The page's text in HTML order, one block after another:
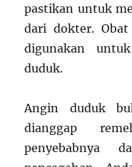
pastikan untuk
dari dokter.
digunakan
duduk.
Angin duduk
dianggap
penyebabnya